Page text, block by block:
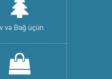
və Bağ üçün